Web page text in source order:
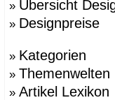
» Übersicht
» Designpreise
» Kategorien
» Themenwelten
» Artikel Lexikon